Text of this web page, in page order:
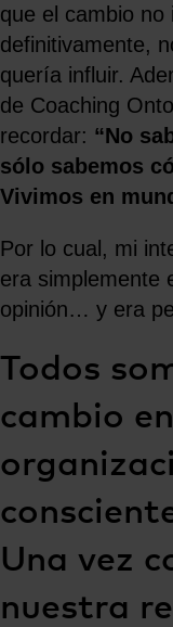
que el cambio
definitivamente,
quería influir.
de Coaching
recordar: “No
sólo sabemos
Vivimos en
Por lo cual, mi
era simplemente
opinión… y era
Todos
cambio
Una vez
nuestra